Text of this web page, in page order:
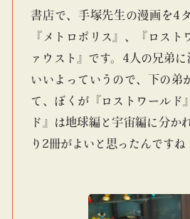
書店で、手塚先生の漫画を4
『メトロポリス』、『ロス
ァウスト』です。4人の兄弟
いいよっていうので、下の弟
て、ぼくが『ロストワールド
ド』は地球編と宇宙編に分か
り2冊がよいと思ったんですね